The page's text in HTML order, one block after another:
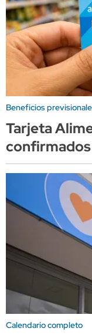
Beneficios
Tarjeta
Calendario completo